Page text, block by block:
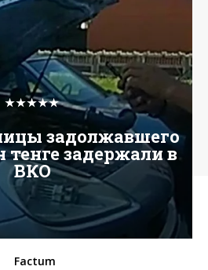
★★★★★
задолжавшего
тенге задержали в
ВКО
Factum